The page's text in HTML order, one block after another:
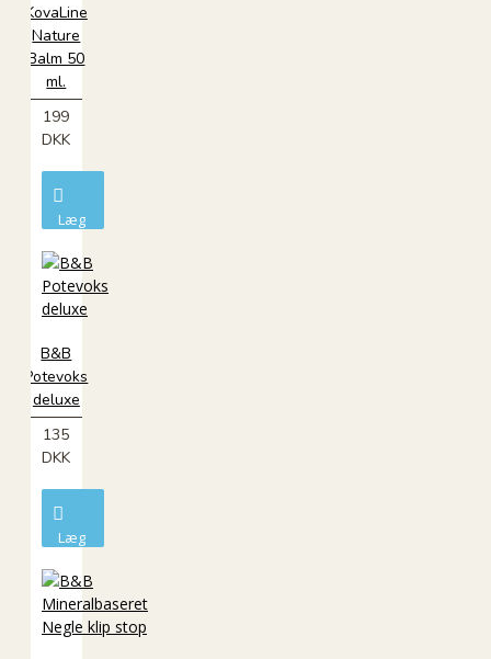
KovaLine
Nature
Balm 50
ml.
199
DKK
Læg
kurv
B&B
Potevoks
deluxe
135
DKK
Læg
kurv